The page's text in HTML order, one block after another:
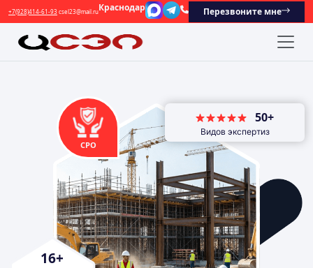
+7(928)414-61-93 csel23@mail.ruКраснодар Перезвоните мне
16+
СРО
50+
Видов экспертиз